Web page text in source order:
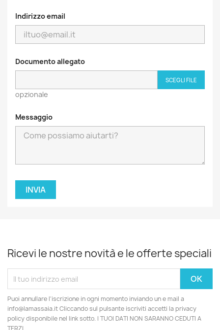
Indirizzo email
Documento allegato
SCEGLI FILE
opzionale
Messaggio
Ricevi le nostre novità e le offerte speciali
Puoi annullare l'iscrizione in ogni momento inviando un e mail a
info@lamassaia.it Cliccando sul pulsante iscriviti accetti la privacy
policy disponibile nel link sotto. I TUOI DATI NON SARANNO CEDUTI A
TERZI